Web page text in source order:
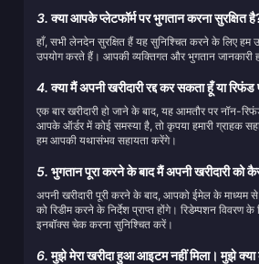
3.क्या आपके प्लेटफॉर्म पर भुगतान करना सुरक्षित
हाँ, सभी लेनदेन सुरक्षित हैं यह सुनिश्चित करने के लिए हम
उपयोग करते हैं। आपकी व्यक्तिगत और भुगतान जानकारी
4.क्या मैं अपनी खरीदारी रद्द कर सकता हूँ या
एक बार खरीदारी हो जाने के बाद, यह आमतौर पर नॉन-
आपके ऑर्डर में कोई समस्या है, तो कृपया हमारी ग्राहक
हम आपकी यथासंभव सहायता करेंगे।
5. भुगतान पूरा करने के बाद मैं अपनी खरीदारी को
अपनी खरीदारी पूरी करने के बाद, आपको ईमेल के माध्यम से
को रिडीम करने के निर्देश प्राप्त होंगे। रिडेम्पशन विवरण
इनबॉक्स चेक करना सुनिश्चित करें।
6.मुझे मेरा खरीदा हुआ आइटम नहीं मिला। मुझे क्या